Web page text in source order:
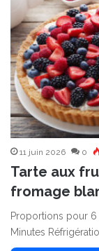
11 juin 2026 0
Tarte aux
fromage
Proportions pour 6
Minutes